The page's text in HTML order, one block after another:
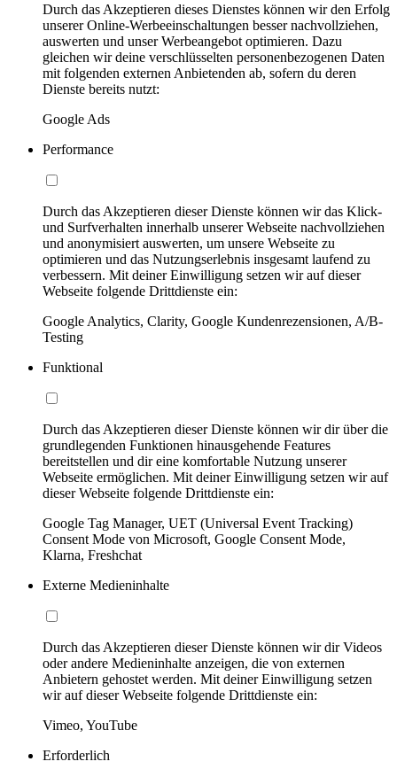
Durch das Akzeptieren dieses Dienstes können wir den Erfolg
unserer Online-Werbeeinschaltungen besser nachvollziehen,
auswerten und unser Werbeangebot optimieren. Dazu
gleichen wir deine verschlüsselten personenbezogenen Daten
mit folgenden externen Anbietenden ab, sofern du deren
Dienste bereits nutzt:
Google Ads
Performance
Durch das Akzeptieren dieser Dienste können wir das Klick-
und Surfverhalten innerhalb unserer Webseite nachvollziehen
und anonymisiert auswerten, um unsere Webseite zu
optimieren und das Nutzungserlebnis insgesamt laufend zu
verbessern. Mit deiner Einwilligung setzen wir auf dieser
Webseite folgende Drittdienste ein:
Google Analytics, Clarity, Google Kundenrezensionen, A/B-
Testing
Funktional
Durch das Akzeptieren dieser Dienste können wir dir über die
grundlegenden Funktionen hinausgehende Features
bereitstellen und dir eine komfortable Nutzung unserer
Webseite ermöglichen. Mit deiner Einwilligung setzen wir auf
dieser Webseite folgende Drittdienste ein:
Google Tag Manager, UET (Universal Event Tracking)
Consent Mode von Microsoft, Google Consent Mode,
Klarna, Freshchat
Externe Medieninhalte
Durch das Akzeptieren dieser Dienste können wir dir Videos
oder andere Medieninhalte anzeigen, die von externen
Anbietern gehostet werden. Mit deiner Einwilligung setzen
wir auf dieser Webseite folgende Drittdienste ein:
Vimeo, YouTube
Erforderlich